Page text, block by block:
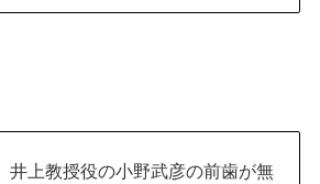
井上教授役の小野武彦の前歯が無